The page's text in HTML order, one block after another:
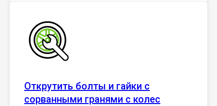
Открутить болты и гайки с
сорванными гранями с колес